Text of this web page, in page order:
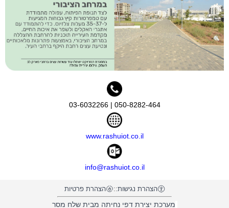
050-8282-464 | 03-6032266
www.rashuiot.co.il
info@rashuiot.co.il
הצהרת נגישות:: הצהרת פרטיות
מערכת יצירת דפי נחיתה מבית שלח מסר